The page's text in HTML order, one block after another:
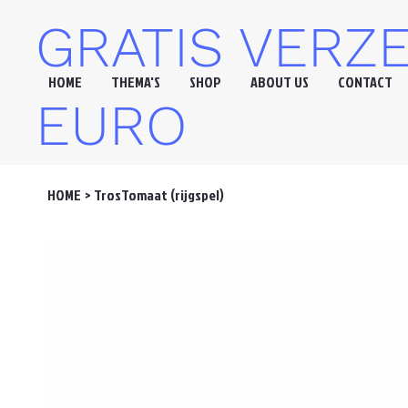
HOME THEMA'S SHOP ABOUT US CONTACT
GRATIS
EURO
HOME > TrosTomaat (rijgspel)